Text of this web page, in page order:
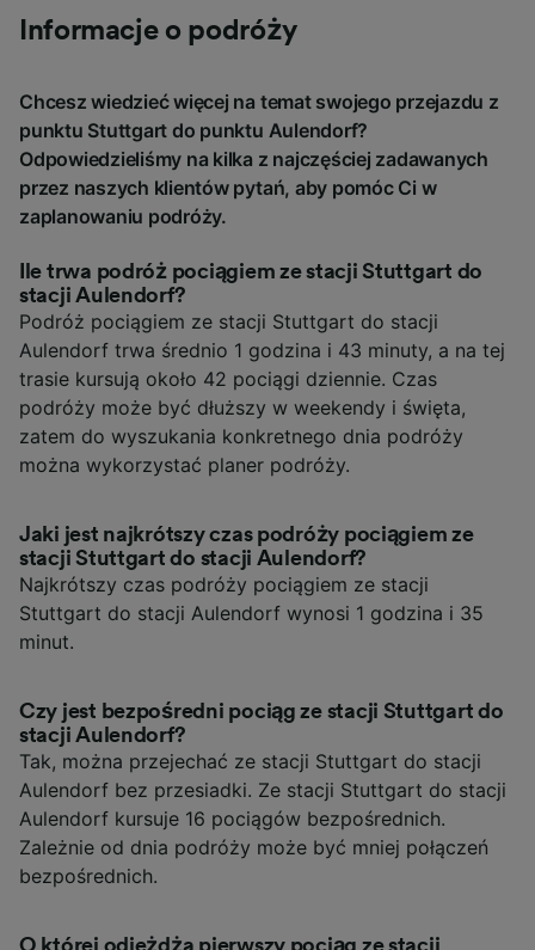
Informacje o podróży
Chcesz wiedzieć więcej na temat swojego przejazdu z
punktu Stuttgart do punktu Aulendorf?
Odpowiedzieliśmy na kilka z najczęściej zadawanych
przez naszych klientów pytań, aby pomóc Ci w
zaplanowaniu podróży.
Ile trwa podróż pociągiem ze stacji Stuttgart do
stacji Aulendorf?
Podróż pociągiem ze stacji Stuttgart do stacji
Aulendorf trwa średnio 1 godzina i 43 minuty, a na tej
trasie kursują około 42 pociągi dziennie. Czas
podróży może być dłuższy w weekendy i święta,
zatem do wyszukania konkretnego dnia podróży
można wykorzystać planer podróży.
Jaki jest najkrótszy czas podróży pociągiem ze
stacji Stuttgart do stacji Aulendorf?
Najkrótszy czas podróży pociągiem ze stacji
Stuttgart do stacji Aulendorf wynosi 1 godzina i 35
minut.
Czy jest bezpośredni pociąg ze stacji Stuttgart do
stacji Aulendorf?
Tak, można przejechać ze stacji Stuttgart do stacji
Aulendorf bez przesiadki. Ze stacji Stuttgart do stacji
Aulendorf kursuje 16 pociągów bezpośrednich.
Zależnie od dnia podróży może być mniej połączeń
bezpośrednich.
O której odjeżdża pierwszy pociąg ze stacji